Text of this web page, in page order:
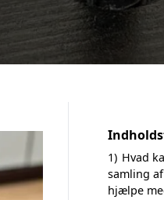
1) Hvad
samling
hjælpe